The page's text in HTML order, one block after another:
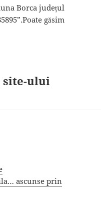
Borca județul
găsim
site-ului
ascunse prin